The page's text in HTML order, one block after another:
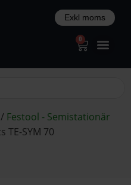
0
/ Festool - Semistationär
TE-SYM 70